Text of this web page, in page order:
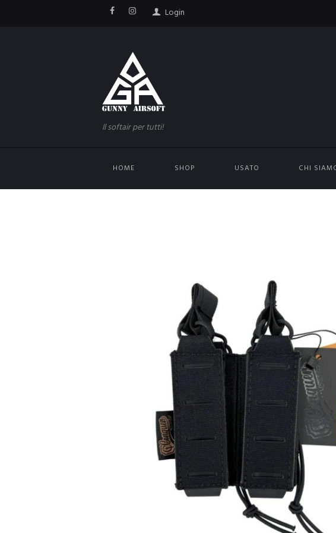
Login
Il softair per tutti!
HOME SHOP USATO CHI